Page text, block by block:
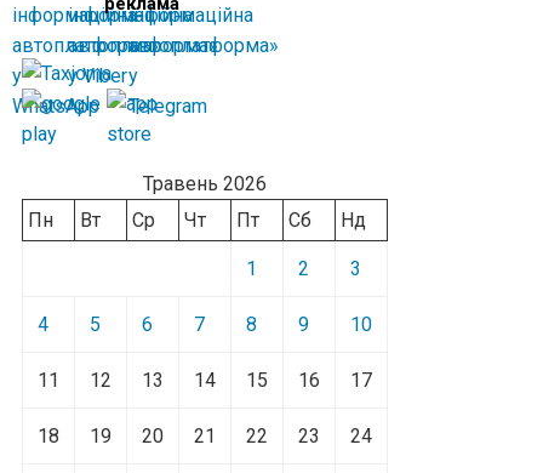
Травень 2026
Пн
Вт Ср Чт Пт Сб Нд
1 2 3
4 5 6 7 8 9 10
11 12 13 14 15 16 17
18 19 20 21 22 23 24